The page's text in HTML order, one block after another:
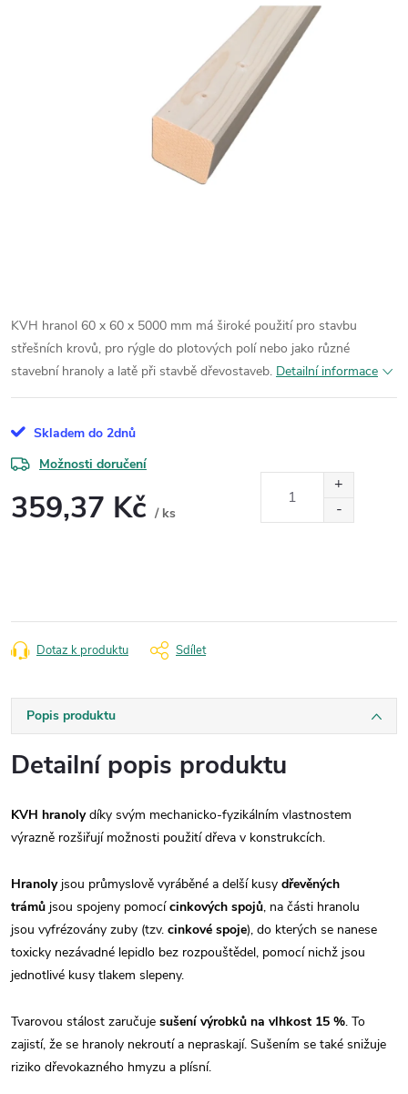
KVH hranol 60 x 60 x 5000 mm má široké použití pro stavbu
střešních krovů, pro rýgle do plotových polí nebo jako různé
stavební hranoly a latě při stavbě dřevostaveb. Detailní informace
Skladem do 2dnů
Možnosti doručení
359,37 Kč / ks
Dotaz k produktu Sdílet
Popis produktu
Detailní popis produktu
KVH hranolydíky svým mechanicko-fyzikálním vlastnostem
výrazně rozšiřují možnosti použití dřeva v konstrukcích.
Hranolyjsou průmyslově vyráběné a delší kusy dřevěných
trámů jsou spojeny pomocícinkových spojů, na části hranolu
jsou vyfrézovány zuby (tzv. cinkové spoje), do kterých se nanese
toxicky nezávadné lepidlo bez rozpouštědel, pomocí nichž jsou
jednotlivé kusy tlakem slepeny.
Tvarovou stálost zaručuje sušení výrobků na vlhkost 15 %. To
zajistí, že se hranoly nekroutí a nepraskají. Sušením se také snižuje
riziko dřevokazného hmyzu a plísní.